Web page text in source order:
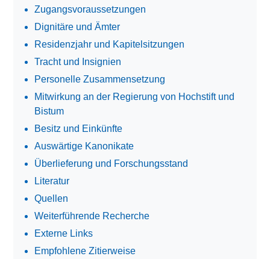
Zugangsvoraussetzungen
Dignitäre und Ämter
Residenzjahr und Kapitelsitzungen
Tracht und Insignien
Personelle Zusammensetzung
Mitwirkung an der Regierung von Hochstift und
Bistum
Besitz und Einkünfte
Auswärtige Kanonikate
Überlieferung und Forschungsstand
Literatur
Quellen
Weiterführende Recherche
Externe Links
Empfohlene Zitierweise